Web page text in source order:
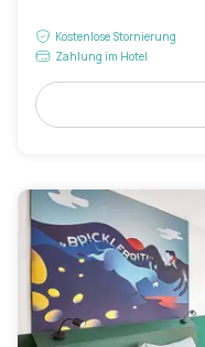
Kostenlose Stornierung
Zahlung im Hotel